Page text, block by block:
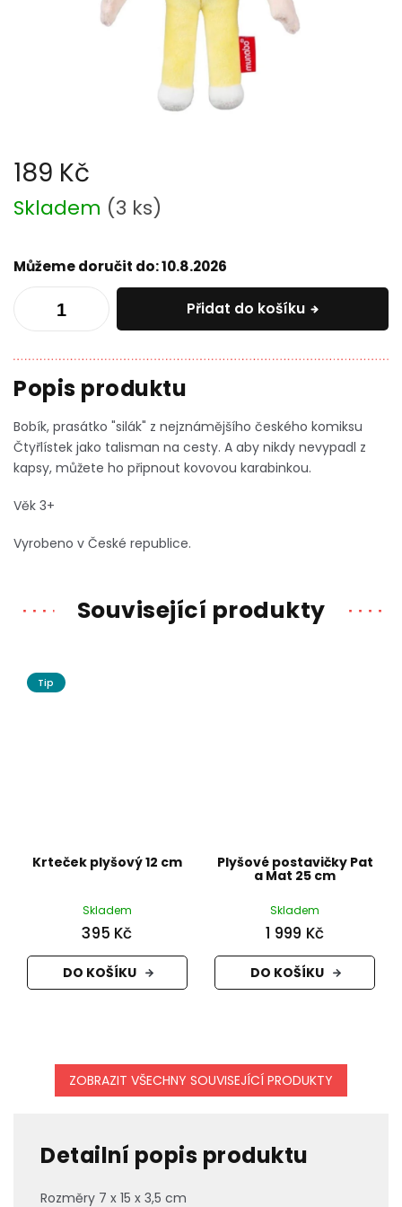
189 Kč
Měrná
cena:
Skladem (3 ks)
Můžeme doručit do:10.8.2026
Přidat do košíku
Bobík, prasátko "silák" z nejznámějšího českého komiksu
Čtyřlístek jako talisman na cesty. A aby nikdy nevypadl z
kapsy, můžete ho připnout kovovou karabinkou.
Věk 3+
Vyrobeno v České republice.
Související produkty
Tip
Krteček plyšový 12 cm
Skladem
395 Kč
DO KOŠÍKU
Plyšové postavičky Pat
a Mat 25 cm
Skladem
1 999 Kč
DO KOŠÍKU
ZOBRAZIT VŠECHNY SOUVISEJÍCÍ PRODUKTY
Detailní popis produktu
Rozměry 7 x 15 x 3,5 cm